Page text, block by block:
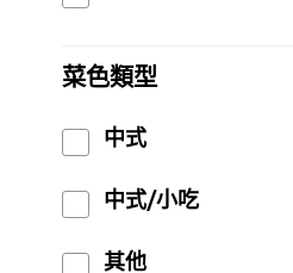
菜色類型
中式
中式/小吃
其他